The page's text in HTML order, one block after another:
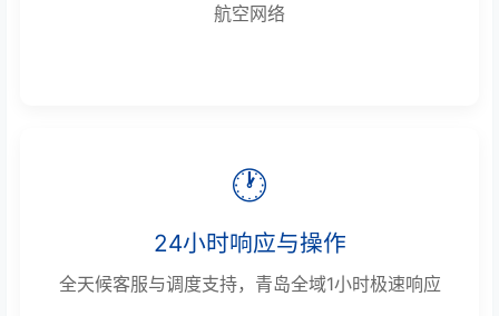
航空网络
🕐
24小时响应与操作
全天候客服与调度支持，青岛全域1小时极速响应